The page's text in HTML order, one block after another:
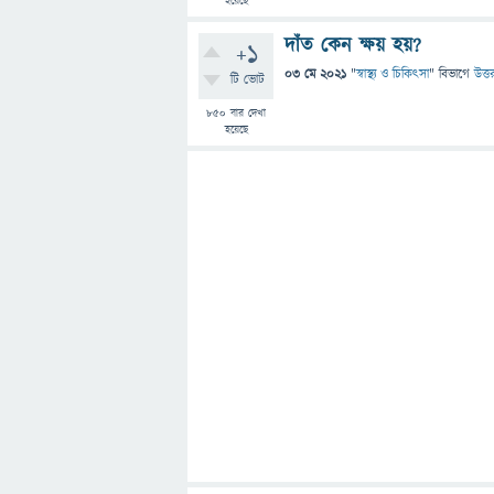
+1
টি ভোট
850 বার দেখা
হয়েছে
দাঁত কেন ক্ষয় হয়?
03 মে 2021 "স্বাস্থ্য ও চিকিৎসা" বিভাগে